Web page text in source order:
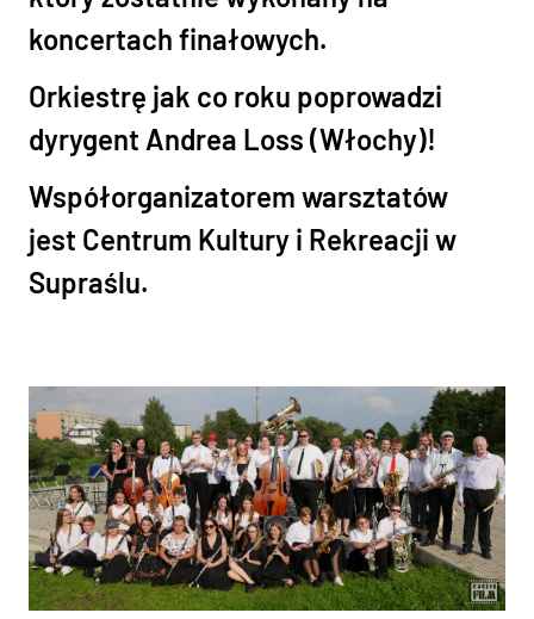
koncertach finałowych.
Orkiestrę jak co roku poprowadzi
dyrygent Andrea Loss (Włochy)!
Współorganizatorem warsztatów
jest Centrum Kultury i Rekreacji w
Supraślu.